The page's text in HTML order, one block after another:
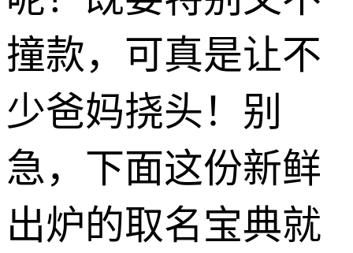
撞款，可真是让不
少爸妈挠头！别
急，下面这份新鲜
出炉的取名宝典就